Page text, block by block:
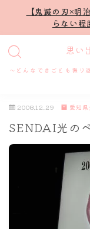
【鬼滅の刃×明
らない
思い
～どんなできごとも振
MENU
プロフィール
謎解き
ホテル滞在記
舞台・ライブ
2008.12.29 愛知県
SENDAI光の